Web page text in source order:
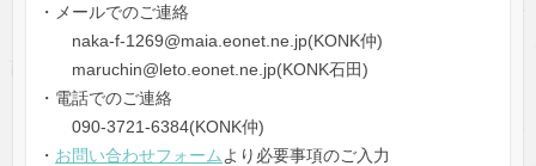
・メールでのご連絡
naka-f-1269@maia.eonet.ne.jp(KONK仲)
maruchin@leto.eonet.ne.jp(KONK石田)
・電話でのご連絡
090-3721-6384(KONK仲)
・ お問い合わせフォーム より必要事項のご入力